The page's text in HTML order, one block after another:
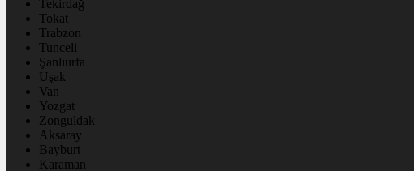
Tekirdağ
Tokat
Trabzon
Tunceli
Şanlıurfa
Uşak
Van
Yozgat
Zonguldak
Aksaray
Bayburt
Karaman